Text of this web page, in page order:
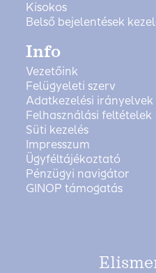
Kisokos
Belső bejelentések
Info
Vezetőink
Felügyeleti szerv
Adatkezelési irányelvek
Felhasználási feltételek
Süti kezelés
Impresszum
Ügyféltájékoztató
Pénzügyi navigátor
GINOP támogatás